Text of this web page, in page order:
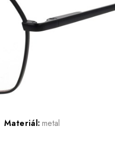
Materiál: metal